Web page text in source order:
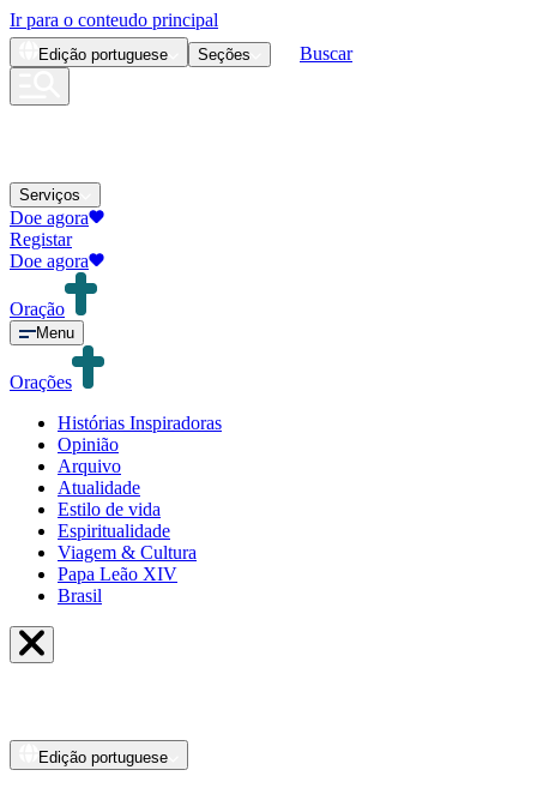
Ir para o conteudo principal
Edição portuguese Seções Buscar
Serviços
Doe agora
Registar
Doe agora
Oração
Menu
Orações
Histórias Inspiradoras
Opinião
Arquivo
Atualidade
Estilo de vida
Espiritualidade
Viagem & Cultura
Papa Leão XIV
Brasil
Edição portuguese